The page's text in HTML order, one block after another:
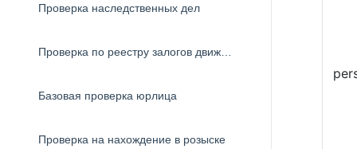
Проверка наследственных дел
Базовая проверка юрлица
Проверка на нахождение в розыске